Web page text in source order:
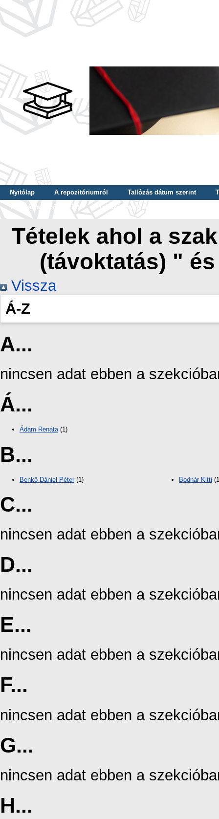
Nyitólap A repozitóriumról Tallózás dátum szerint
Tallózás szerző szerint
Tallózás nyelv szerint
Tételek ahol a
(távoktatás) "
Vissza
Á-Z
A...
nincsen adat ebben a
Á...
Ádám Renáta(1)
B...
Benkő Dániel Péter(1) Bodnár Kitti
C...
nincsen adat ebben a
D...
nincsen adat ebben a
E...
nincsen adat ebben a
F...
nincsen adat ebben a
G...
nincsen adat ebben a
H...